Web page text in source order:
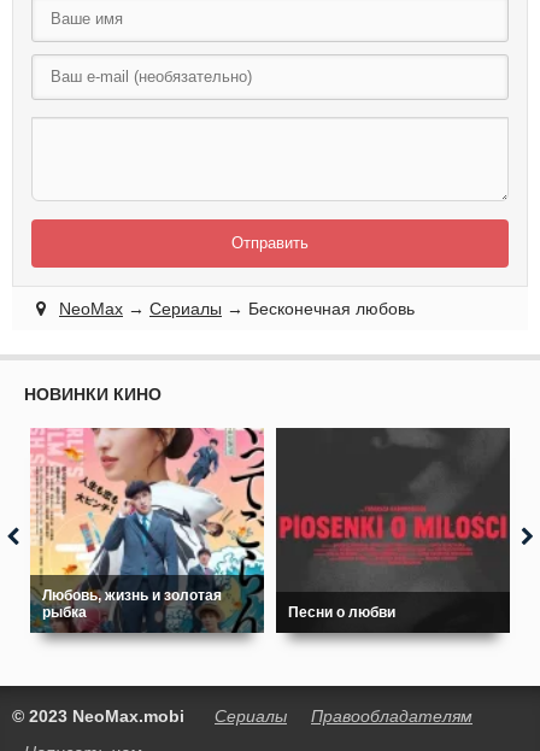
Отправить
NeoMax → Сериалы → Бесконечная любовь
НОВИНКИ КИНО
Любовь, жизнь и золотая
рыбка
Песни о любви
© 2023 NeoMax.mobi Сериалы
Правообладателям